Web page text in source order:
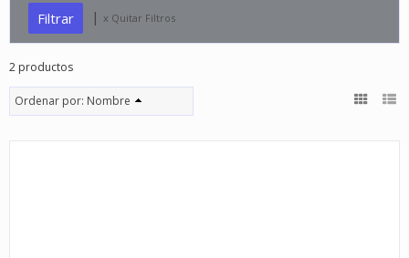
| x Quitar Filtros
2 productos
Ordenar por: Nombre